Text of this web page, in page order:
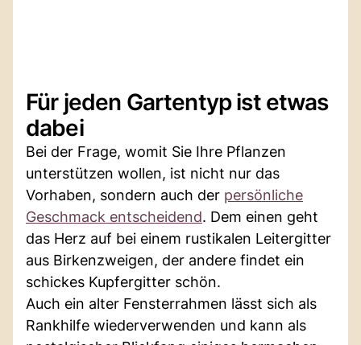
Für jeden Gartentyp ist etwas
dabei
Bei der Frage, womit Sie Ihre Pflanzen
unterstützen wollen, ist nicht nur das
Vorhaben, sondern auch der persönliche
Geschmack entscheidend. Dem einen geht
das Herz auf bei einem rustikalen Leitergitter
aus Birkenzweigen, der andere findet ein
schickes Kupfergitter schön.
Auch ein alter Fensterrahmen lässt sich als
Rankhilfe wiederverwenden und kann als